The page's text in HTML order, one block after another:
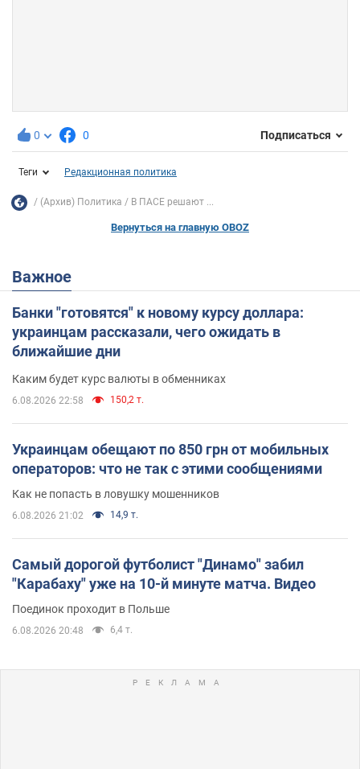
0 0 Подписаться
Теги Редакционная политика
(Архив) Политика В ПАСЕ решают ...
Вернуться на главную OBOZ
Важное
Банки "готовятся" к новому курсу доллара:
украинцам рассказали, чего ожидать в
ближайшие дни
Каким будет курс валюты в обменниках
6.08.2026 22:58 150,2 т.
Украинцам обещают по 850 грн от мобильных
операторов: что не так с этими сообщениями
Как не попасть в ловушку мошенников
6.08.2026 21:02 14,9 т.
Самый дорогой футболист "Динамо" забил
"Карабаху" уже на 10-й минуте матча. Видео
Поединок проходит в Польше
6.08.2026 20:48 6,4 т.